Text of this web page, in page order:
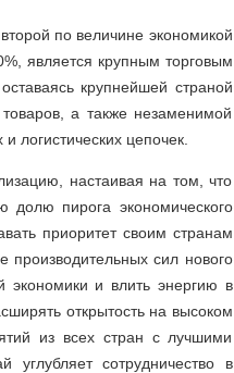
по величине экономикой
является крупным торговым
крупнейшей страной
а также незаменимой
логистических цепочек.
настаивая на том, что
пирога экономического
приоритет своим странам
производительных сил нового
экономики и влить энергию в
открытость на высоком
из всех стран с лучшими
сотрудничество в